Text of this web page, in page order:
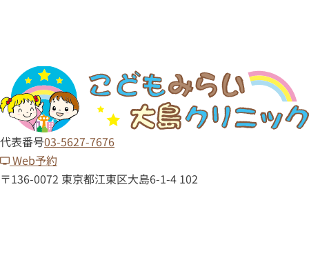
代表番号03-5627-7676
Web予約
〒136-0072 東京都江東区大島6-1-4 102